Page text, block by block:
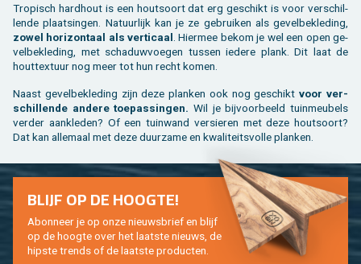
Tro­pisch hard­hout is een hout­soort dat erg ge­schikt is voor ver­schil­
len­de plaat­sin­gen. Na­tuur­lijk kan je ze ge­brui­ken als ge­vel­be­kle­ding,
zowel ho­ri­zon­taal als ver­ti­caal . Hier­mee bekom je wel een open ge­
vel­be­kle­ding, met scha­duw­voe­gen tus­sen ie­de­re plank. Dit laat de
hout­tex­tuur nog meer tot hun recht komen.
Naast ge­vel­be­kle­ding zijn deze plan­ken ook nog ge­schikt voor ver­
schil­len­de an­de­re toe­pas­sin­gen. Wil je bij­voor­beeld tuin­meu­bels
ver­der aan­kle­den? Of een tuin­wand ver­sie­ren met deze hout­soort?
Dat kan al­le­maal met deze duur­za­me en kwa­li­teits­vol­le plan­ken.
BLIJF OP DE HOOG­TE!
Abon­neer je op onze nieuws­brief en blijf
op de hoog­te over het laat­ste nieuws, de
hip­s­te trends of de laat­ste pro­duc­ten.